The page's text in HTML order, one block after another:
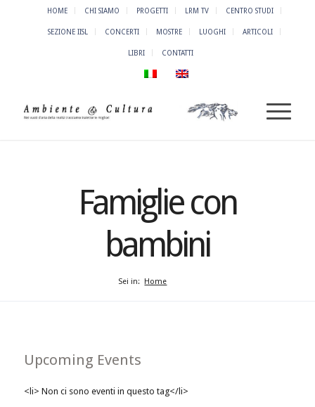
HOME CHI SIAMO PROGETTI LRM TV CENTRO STUDI
SEZIONE IISL CONCERTI MOSTRE LUOGHI ARTICOLI
LIBRI CONTATTI
Famiglie con
bambini
Sei in: Home
Upcoming Events
<li> Non ci sono eventi in questo tag</li>